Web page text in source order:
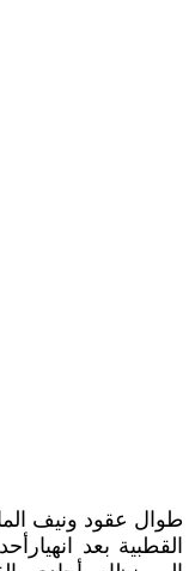
طوال عقود ونيف
القطبية بعد